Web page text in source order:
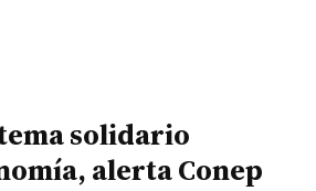
solidario
alerta Conep